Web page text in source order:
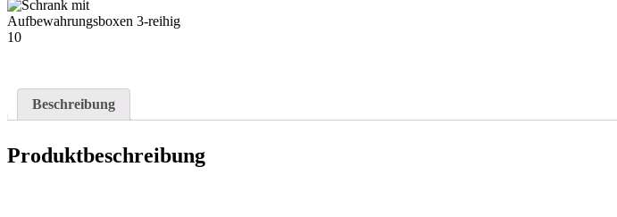
Beschreibung
Produktbeschreibung